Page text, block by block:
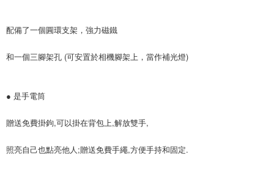
配備了一個圓環支架，強力磁鐵
和一個三腳架孔 (可安置於相機腳架上，當作補光燈)
● 是手電筒
贈送免費掛鉤,可以掛在背包上,解放雙手,
照亮自己也點亮他人;贈送免費手繩,方便手持和固定.